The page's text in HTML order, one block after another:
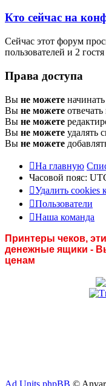
Кто сейчас на
Сейчас этот форум
пользователей и 2 гостя
Права доступа
Вы не можете
Вы не можете
Вы не можете
Вы не можете удалять
Вы не можете
На главную
Часовой пояс:
Удалить cookies
Пользователи
Наша команда
Принтеры чеков,
денежные ящики -
ценам
Ad Units phpBB ©